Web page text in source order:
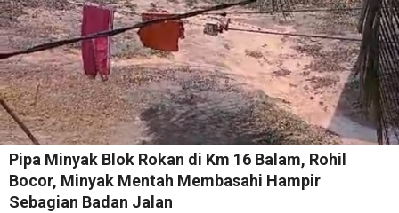
Pipa Minyak Blok Rokan di Km 16 Balam, Rohil
Bocor, Minyak Mentah Membasahi Hampir
Sebagian Badan Jalan